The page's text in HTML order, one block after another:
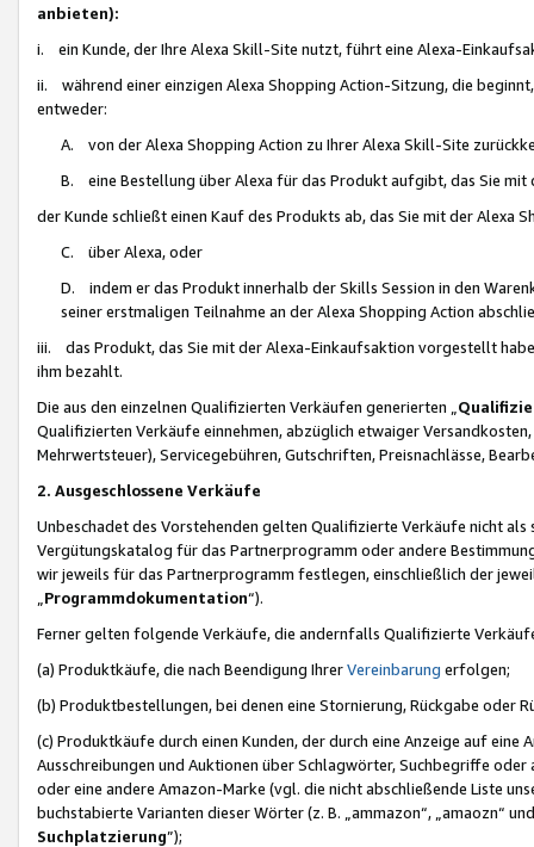
anbieten):
i. ein Kunde, der Ihre Alexa Skill-Site nutzt, führt eine Alexa-
ii. während einer einzigen Alexa Shopping Action-Sitzung, die
entweder:
A. von der Alexa Shopping Action zu Ihrer Alexa Skill-Site
B. eine Bestellung über Alexa für das Produkt aufgibt, das Sie mit
der Kunde schließt einen Kauf des Produkts ab, das Sie mit der Alexa
C. über Alexa, oder
D. indem er das Produkt innerhalb der Skills Session in den
seiner erstmaligen Teilnahme an der Alexa Shopping Action
iii. das Produkt, das Sie mit der Alexa-Einkaufsaktion vorgestellt
ihm bezahlt.
Die aus den einzelnen Qualifizierten Verkäufen generierten „
Qualifizierten Verkäufe einnehmen, abzüglich etwaiger
Mehrwertsteuer), Servicegebühren, Gutschriften, Preisnachlässe,
2. Ausgeschlossene Verkäufe
Unbeschadet des Vorstehenden gelten Qualifizierte Verkäufe nicht
Vergütungskatalog für das Partnerprogramm oder andere
wir jeweils für das Partnerprogramm festlegen, einschließlich der
Programmdokumentation“).
Ferner gelten folgende Verkäufe, die andernfalls Qualifizierte
(a) Produktkäufe, die nach Beendigung IhrerVereinbarung erfolgen;
(b) Produktbestellungen, bei denen eine Stornierung, Rückgabe oder
(c) Produktkäufe durch einen Kunden, der durch eine Anzeige auf
Ausschreibungen und Auktionen über Schlagwörter, Suchbegriffe
oder eine andere Amazon-Marke (vgl. die nicht abschließende Liste
buchstabierte Varianten dieser Wörter (z. B. „ammazon“, „amaozn“
Suchplatzierung”);